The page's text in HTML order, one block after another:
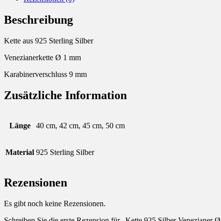
Beschreibung
Kette aus 925 Sterling Silber
Venezianerkette Ø 1 mm
Karabinerverschluss 9 mm
Zusätzliche Information
Länge 40 cm, 42 cm, 45 cm, 50 cm
Material 925 Sterling Silber
Rezensionen
Es gibt noch keine Rezensionen.